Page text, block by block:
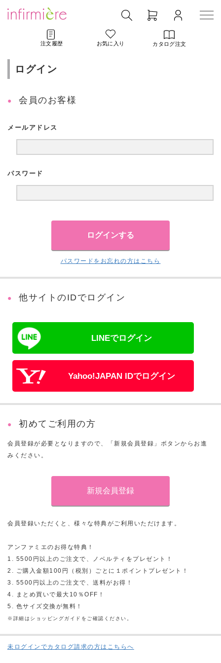
注文履歴 お気に入り カタログ注文
ログイン
会員のお客様
メールアドレス
パスワード
パスワードをお忘れの方はこちら
他サイトのIDでログイン
LINEでログイン
Yahoo!JAPAN IDでログイン
初めてご利用の方
会員登録が必要となりますので、「新規会員登録」ボタンからお進
みください。
会員登録いただくと、様々な特典がご利用いただけます。
アンファミエのお得な特典！
1. 5500円以上のご注文で、ノベルティをプレゼント！
2. ご購入金額100円（税別）ごとに１ポイントプレゼント！
3. 5500円以上のご注文で、送料がお得！
4. まとめ買いで最大10％OFF！
5. 色サイズ交換が無料！
※詳細はショッピングガイドをご確認ください。
未ログインでカタログ請求の方はこちらへ